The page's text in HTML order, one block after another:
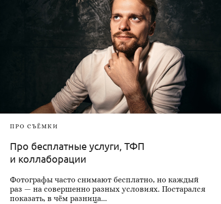
ПРО СЪЁМКИ
Про бесплатные услуги, ТФП
и коллаборации
Фотографы часто снимают бесплатно, но каждый
раз — на совершенно разных условиях. Постарался
показать, в чём разница...